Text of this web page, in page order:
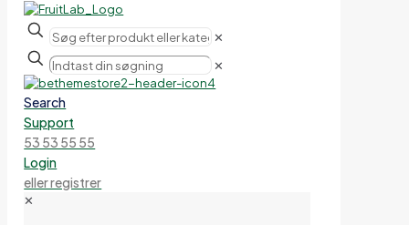
✕
✕
Search
Support
53 53 55 55
Login
eller registrer
✕